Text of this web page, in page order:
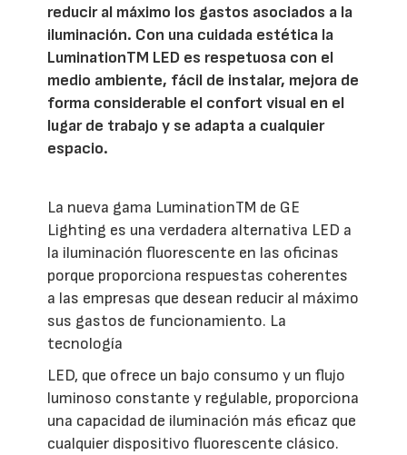
reducir al máximo los gastos asociados a la
iluminación. Con una cuidada estética la
LuminationTM LED es respetuosa con el
medio ambiente, fácil de instalar, mejora de
forma considerable el confort visual en el
lugar de trabajo y se adapta a cualquier
espacio.
La nueva gama LuminationTM de GE
Lighting es una verdadera alternativa LED a
la iluminación fluorescente en las oficinas
porque proporciona respuestas coherentes
a las empresas que desean reducir al máximo
sus gastos de funcionamiento. La
tecnología
LED, que ofrece un bajo consumo y un flujo
luminoso constante y regulable, proporciona
una capacidad de iluminación más eficaz que
cualquier dispositivo fluorescente clásico.